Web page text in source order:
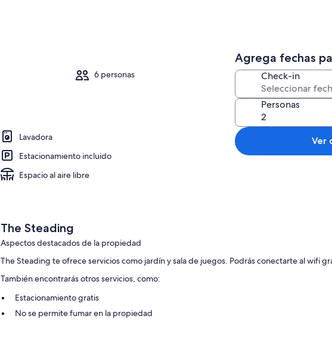
6 personas
Lavadora
Estacionamiento incluido
Espacio al aire libre
Agrega fechas
Check-in
Personas
Ver
The Steading
Aspectos destacados de la propiedad
The Steading te ofrece servicios como jardín y sala de juegos. Podrás conectarte al wifi
También encontrarás otros servicios, como:
Estacionamiento gratis
No se permite fumar en la propiedad